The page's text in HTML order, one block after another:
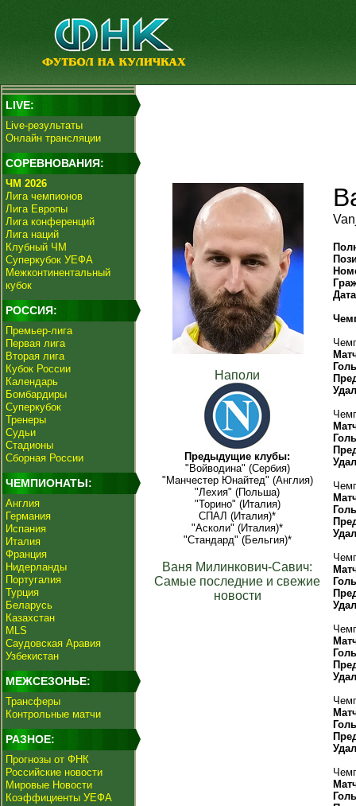
LIVE:
Live-результаты
Онлайн трансляции
СОРЕВНОВАНИЯ:
ЧМ 2026
Лига чемпионов
Лига Европы
Лига конференций
Лига наций
Клубный ЧМ
Суперкубок УЕФА
Межконтинентальный
кубок
РОССИЯ:
Премьер-лига
Первая лига
Вторая лига
Кубок России
Календарь
Бомбардиры
Суперкубок
Тренеры
Судьи
Стадионы
Сборная России
ЧЕМПИОНАТЫ:
Англия
Германия
Испания
Италия
Франция
Нидерланды
Португалия
Турция
Беларусь
Казахстан
MLS
Саудовская Аравия
Узбекистан
МЕЖСЕЗОНЬЕ:
Трансферы
Контрольные матчи
РАЗНОЕ:
Прогнозы от ФНК
Российские новости
Мировые Новости
Коэффициенты УЕФА
Наполи
Предыдущие клубы:
"Войводина" (Сербия)
"Манчестер Юнайтед" (Англия)
"Лехия" (Польша)
"Торино" (Италия)
СПАЛ (Италия)*
"Асколи" (Италия)*
"Стандард" (Бельгия)*
Ваня Милинкович-Савич:
Самые последние и свежие
новости